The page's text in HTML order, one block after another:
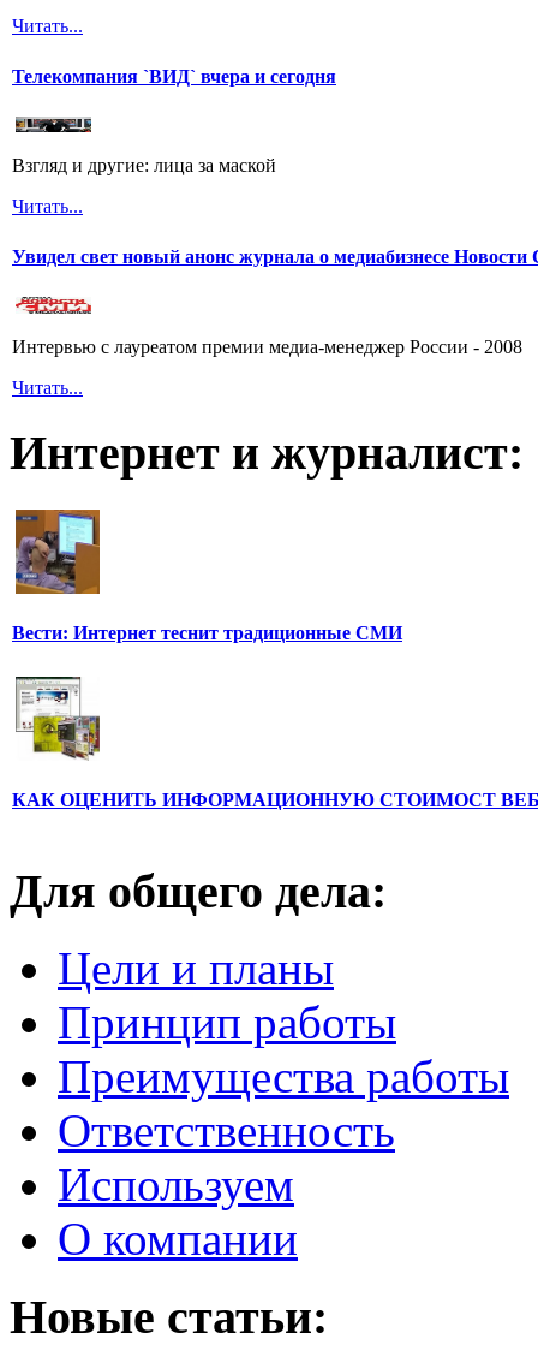
Читать...
Телекомпания `ВИД` вчера и сегодня
Взгляд и другие: лица за маской
Читать...
Увидел свет новый анонс журнала о медиабизнесе
Интервью с лауреатом премии медиа-менеджер России - 2008
Читать...
Интернет и журналист:
Вести: Интернет теснит традиционные СМИ
КАК ОЦЕНИТЬ ИНФОРМАЦИОННУЮ СТОИМОСТ
Для общего дела:
Цели и планы
Принцип работы
Преимущества работы
Ответственность
Используем
О компании
Новые статьи: